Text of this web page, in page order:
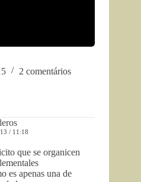
2 comentários
/ 11:18
que se organicen
es apenas una de